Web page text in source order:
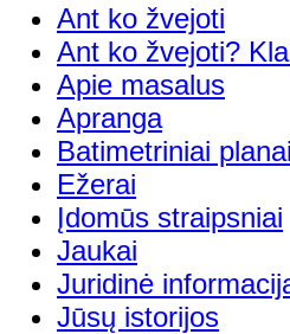
Ant ko žvejoti
Ant ko žvejoti?
Apie masalus
Apranga
Batimetriniai planai
Ežerai
Įdomūs straipsniai
Jaukai
Juridinė
Jūsų istorijos